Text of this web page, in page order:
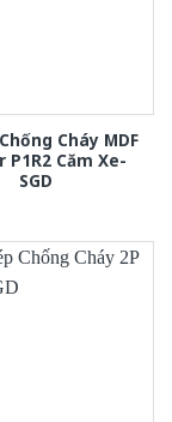
Cháy MDF
P1R2 Căm Xe-
SGD